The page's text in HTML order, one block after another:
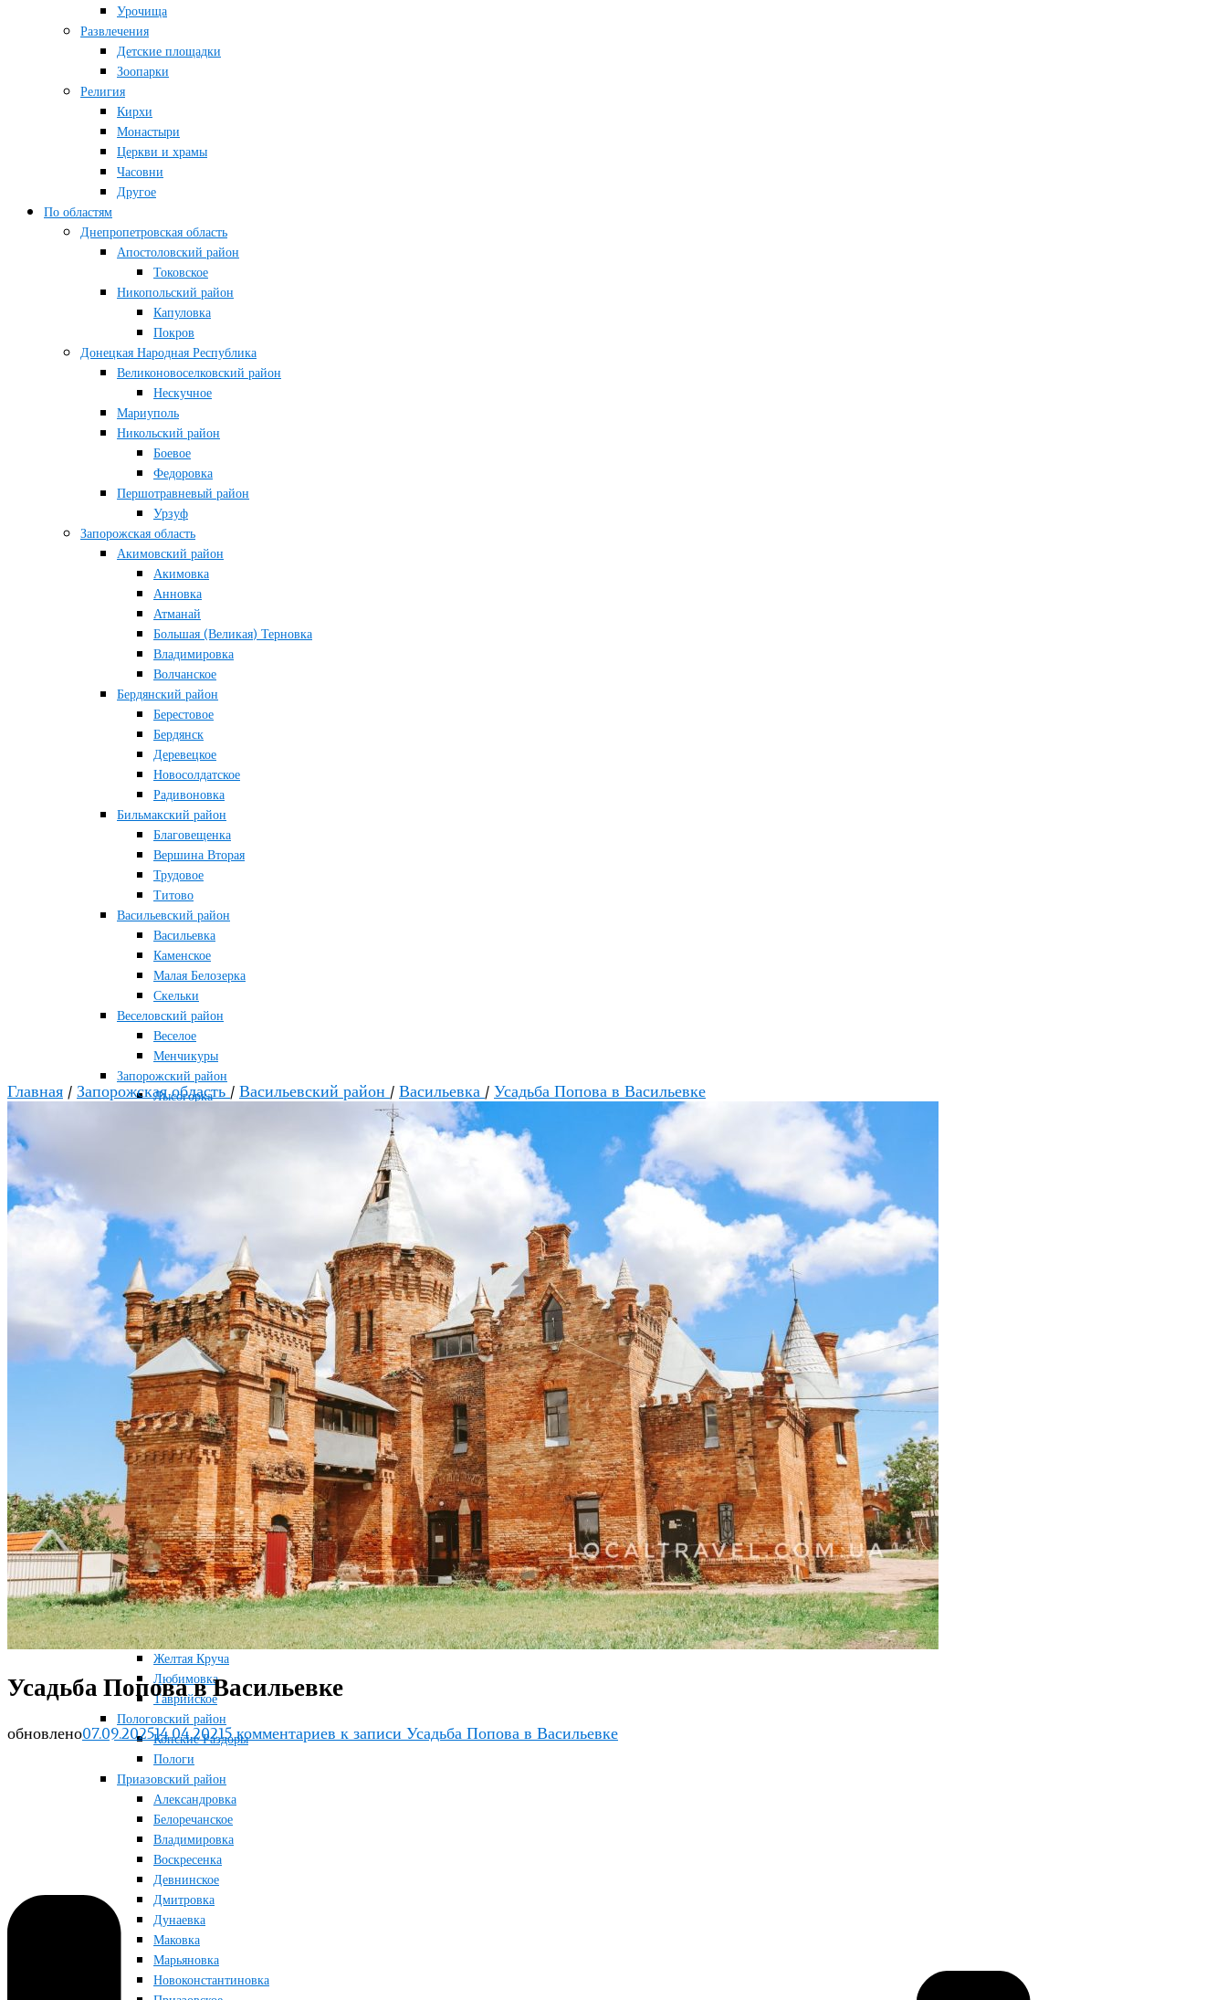
Урочища
Развлечения
Детские площадки
Зоопарки
Религия
Кирхи
Монастыри
Церкви и храмы
Часовни
Другое
По областям
Днепропетровская область
Апостоловский район
Токовское
Никопольский район
Капуловка
Покров
Донецкая Народная Республика
Великоновоселковский район
Нескучное
Мариуполь
Никольский район
Боевое
Федоровка
Першотравневый район
Урзуф
Запорожская область
Акимовский район
Акимовка
Анновка
Атманай
Большая (Великая) Терновка
Владимировка
Волчанское
Бердянский район
Берестовое
Бердянск
Деревецкое
Новосолдатское
Радивоновка
Бильмакский район
Благовещенка
Вершина Вторая
Трудовое
Титово
Васильевский район
Васильевка
Каменское
Малая Белозерка
Скельки
Веселовский район
Веселое
Менчикуры
Запорожский район
Лысогорка
Высокое
Заречное
Константиновка
Мелитополь
Мордвиновка
Новопилиповка
Орлово
Светлодолинское
Спасское
Старобогдановка
Терпенье
Тихоновка
Михайловский район
Братское
Зразковое
Марьяновка
Плодородное
Новониколаевский район
Новосоленое
Терноватое
Терсянка
Ореховский район
Желтая Круча
Любимовка
Таврийское
Пологовский район
Конские Раздоры
Пологи
Приазовский район
Александровка
Белоречанское
Владимировка
Воскресенка
Девнинское
Дмитровка
Дунаевка
Маковка
Марьяновка
Новоконстантиновка
Главная / Запорожская область / Васильевский район / Васильевка / Усадьба Попова в Васильевке
Усадьба Попова в Васильевке
обновлено07.09.202514.04.20215 комментариев к записи Усадьба Попова в Васильевке